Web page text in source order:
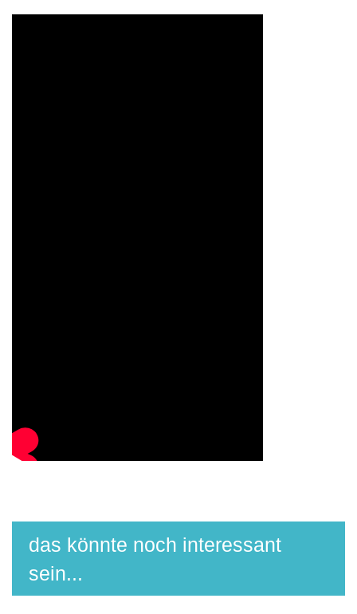
das könnte noch interessant
sein...